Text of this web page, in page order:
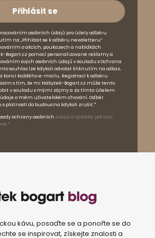
osobních údajů pro účely odběru
na „Přihlásit se k odběru newsletteru“
o akcích, poukazech a nabídkách
Bogart.cz pomocí personalizované reklamy a
svých osobních údajů v souladu s Ochrana
souhlas lze kdykoli odvolat kliknutím na odkaz,
konci každého e-mailu. Registrací k odběru
s tím, že mi Nábytek-Bogart.cz může tento
v souladu s mými zájmy a za tímto účelem
o mém uživatelském chování. Odběr
platností do budoucna kdykoli zrušit.*
ochrany osobních údajů a zjistěte, jak tyto
kávu, posaďte se a ponořte se do
se inspirovat, získejte znalosti a